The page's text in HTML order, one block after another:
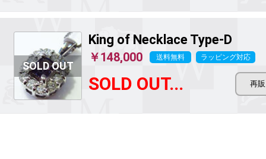
King of Necklace Type-D
￥148,000 送料無料 ラッピング対応
SOLD OUT...